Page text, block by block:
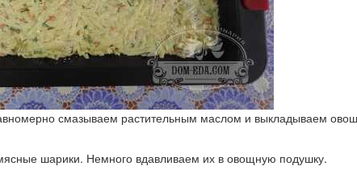
смазываем растительным маслом и выкладываем
шарики. Немного вдавливаем их в овощную подушку.